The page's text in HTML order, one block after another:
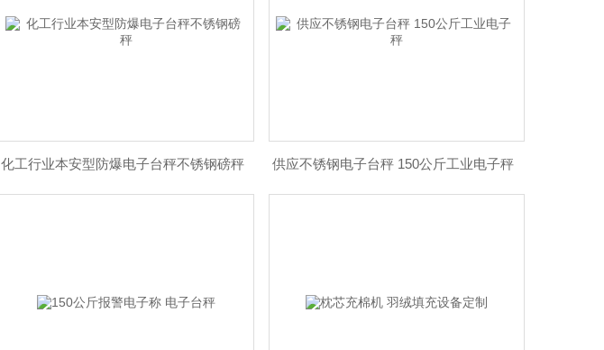
化工行业本安型防爆电子台秤不锈钢磅秤 供应不锈钢电子台秤 150公斤工业电子秤